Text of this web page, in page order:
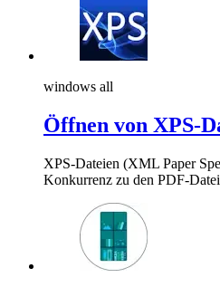
windows all
Öffnen von XPS-
XPS-Dateien (XML Paper
Konkurrenz zu den PDF-